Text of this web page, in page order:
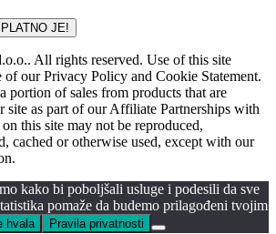
PRETPLATI ME, BESPLATNO JE!
All rights reserved. Use of this site
of our Privacy Policy and Cookie Statement.
of sales from products that are
site as part of our Affiliate Partnerships with
this site may not be reproduced,
cached or otherwise used, except with our
kako bi poboljšali usluge i podesili da sve
pomaže da budemo prilagođeni tvojim
hvala Pravila privatnosti